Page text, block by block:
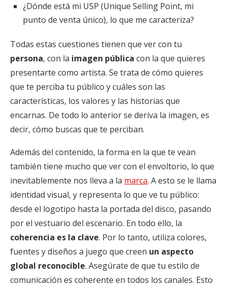
¿Dónde está mi USP (Unique Selling Point, mi
punto de venta único), lo que me caracteriza?
Todas estas cuestiones tienen que ver con tu
persona, con la imagen pública con la que quieres
presentarte como artista. Se trata de cómo quieres
que te perciba tu público y cuáles son las
características, los valores y las historias que
encarnas. De todo lo anterior se deriva la imagen, es
decir, cómo buscas que te perciban.
Además del contenido, la forma en la que te vean
también tiene mucho que ver con el envoltorio, lo que
inevitablemente nos lleva a la marca. A esto se le llama
identidad visual, y representa lo que ve tu público:
desde el logotipo hasta la portada del disco, pasando
por el vestuario del escenario. En todo ello, la
coherencia es la clave. Por lo tanto, utiliza colores,
fuentes y diseños a juego que creen un aspecto
global reconocible. Asegúrate de que tu estilo de
comunicación es coherente en todos los canales. Esto